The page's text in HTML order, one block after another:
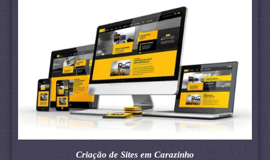
Criação de Sites em Carazinho